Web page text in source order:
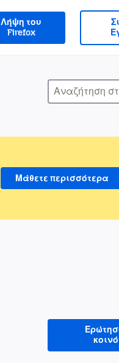
Λήψη του
Firefox
Μάθετε περισσότερα